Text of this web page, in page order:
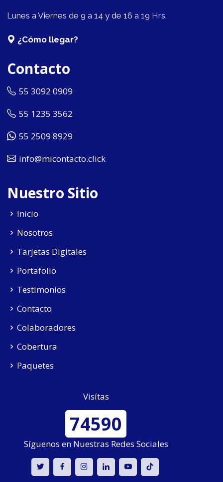
Lunes a Viernes de 9 a 14 y de 16 a 19 Hrs.
¿Cómo llegar?
Contacto
55 3092 0909
55 1235 3562
55 2509 8929
info@micontacto.click
Nuestro Sitio
Inicio
Nosotros
Tarjetas Digitales
Portafolio
Testimonios
Contacto
Colaboradores
Cobertura
Paquetes
Visítas
74590
Síguenos en Nuestras Redes Sociales